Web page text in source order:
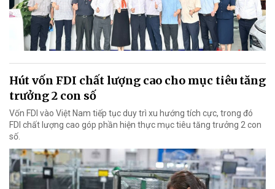
Hút vốn FDI chất lượng cao cho mục tiêu tăng
trưởng 2 con số
Vốn FDI vào Việt Nam tiếp tục duy trì xu hướng tích cực, trong đó
FDI chất lượng cao góp phần hiện thực mục tiêu tăng trưởng 2 con
số.